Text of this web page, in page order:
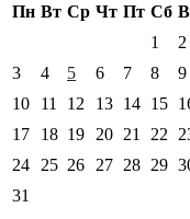
Пн Вт Ср Чт Пт Сб
1
2
3
4 5 6 7 8
9
10
11 12 13 14 15
17
18 19 20 21 22
24
25 26 27 28 29
31